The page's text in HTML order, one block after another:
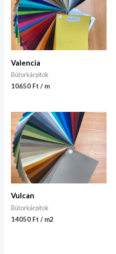
Valencia
Bútorkárpitok
10650 Ft / m
Vulcan
Bútorkárpitok
14050 Ft / m2